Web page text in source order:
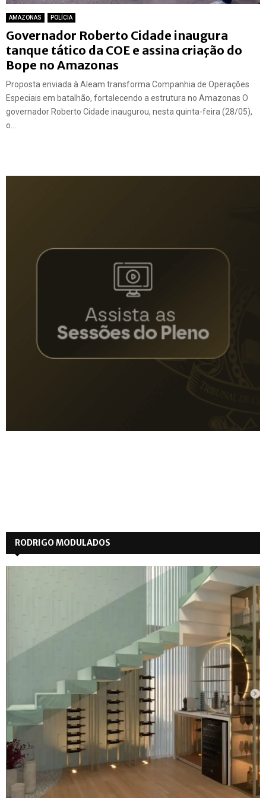
AMAZONAS POLÍCIA
Governador Roberto Cidade inaugura
tanque tático da COE e assina criação do
Bope no Amazonas
Proposta enviada à Aleam transforma Companhia de Operações
Especiais em batalhão, fortalecendo a estrutura no Amazonas O
governador Roberto Cidade inaugurou, nesta quinta-feira (28/05),
o...
RODRIGO MODULADOS